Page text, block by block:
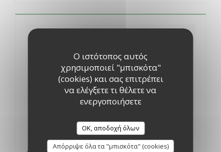
Ο ιστότοπος αυτός
χρησιμοποιεί "μπισκότα"
(cookies) και σας επιτρέπει
να ελέγξετε τι θέλετε να
ενεργοποιήσετε
OK, αποδοχή όλων
Απόρριψε όλα τα "μπισκότα" (cookies)